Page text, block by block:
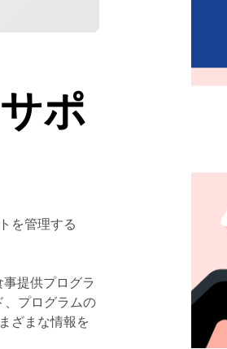
ポ
を管理する
提供プログラ
、プログラムの
ざまな情報を